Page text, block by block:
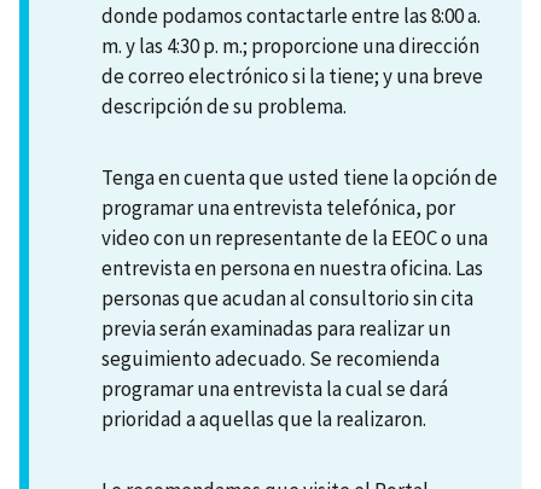
donde podamos contactarle entre las 8:00 a.
m. y las 4:30 p. m.; proporcione una dirección
de correo electrónico si la tiene; y una breve
descripción de su problema.
Tenga en cuenta que usted tiene la opción de
programar una entrevista telefónica, por
video con un representante de la EEOC o una
entrevista en persona en nuestra oficina. Las
personas que acudan al consultorio sin cita
previa serán examinadas para realizar un
seguimiento adecuado. Se recomienda
programar una entrevista la cual se dará
prioridad a aquellas que la realizaron.